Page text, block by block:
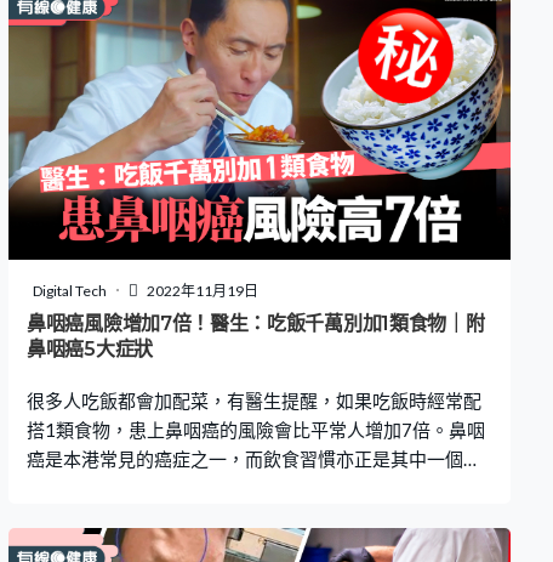
命」，認為可能是他服用止痛藥後出現敏感反應所致。當
時不少人認為法庭裁定太含糊。因此李小龍真正的死因仍
然未拆解。 西班牙聖尼塔利亞基金會衛生研究中心，近日
在國際醫學期刊《Clinical Kidney Journal》中發表名為
《誰殺死李小龍？低鈉血症假說》（Who killed Bruce
Lee? The hyponatraemia hypothesis）的論文，提出新理
論，認為李小龍是死於「低血鈉症」（Hyponatremia）。
專家推測李小龍的腎功能有機會出現障礙，令他無法排出
足夠的水分來維持體液平衡，從而導致低血鈉症（俗稱水
中毒）、腦水腫等。若果患者未能及時將過量的水分排
出，則可能會在數小時內死亡，研究指出，這個情況與李
小龍的死亡時間線吻合。 報告又指，多項證據顯示
Digital Tech 2022年11月19日
鼻咽癌風險增加7倍！醫生：吃飯千萬別加1類食物｜附
鼻咽癌5大症狀
很多人吃飯都會加配菜，有醫生提醒，如果吃飯時經常配
搭1類食物，患上鼻咽癌的風險會比平常人增加7倍。鼻咽
癌是本港常見的癌症之一，而飲食習慣亦正是其中一個致
人近日在節目《健康2.0 – 名醫觀點》中指出，鼻咽癌主要